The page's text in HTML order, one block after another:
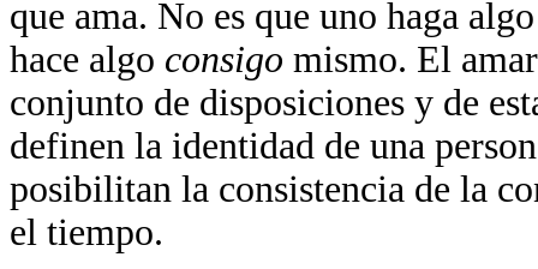
que ama. No es que uno haga
hace algo consigo mismo. El
conjunto de disposiciones y de
definen la identidad de una
posibilitan la consistencia de la
el tiempo.